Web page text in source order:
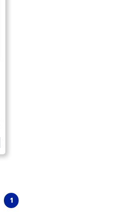
1